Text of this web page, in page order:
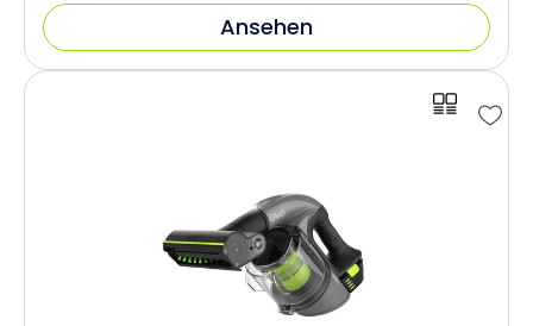
Ansehen